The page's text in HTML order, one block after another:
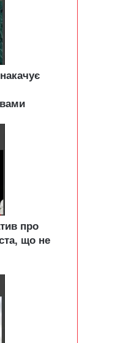
про
що не